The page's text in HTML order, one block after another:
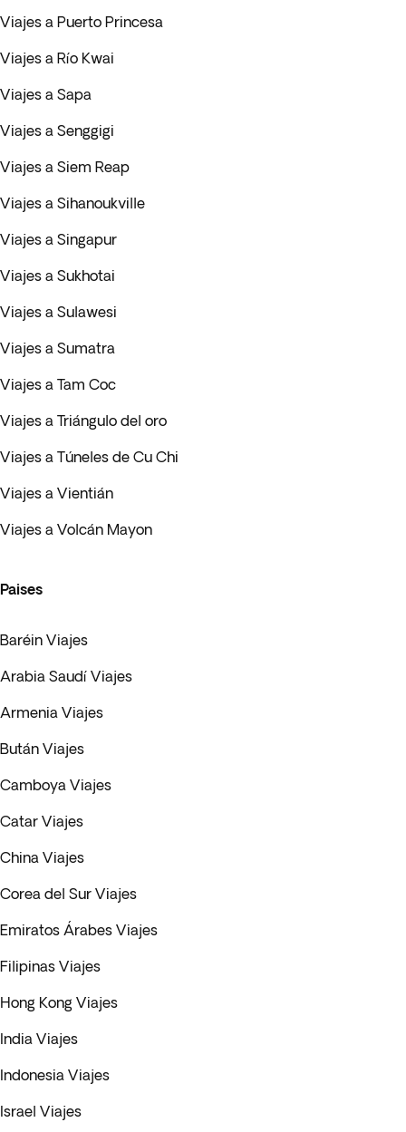
Viajes a Puerto Princesa
Viajes a Río Kwai
Viajes a Sapa
Viajes a Senggigi
Viajes a Siem Reap
Viajes a Sihanoukville
Viajes a Singapur
Viajes a Sukhotai
Viajes a Sulawesi
Viajes a Sumatra
Viajes a Tam Coc
Viajes a Triángulo del oro
Viajes a Túneles de Cu Chi
Viajes a Vientián
Viajes a Volcán Mayon
Paises
Baréin Viajes
Arabia Saudí Viajes
Armenia Viajes
Bután Viajes
Camboya Viajes
Catar Viajes
China Viajes
Corea del Sur Viajes
Emiratos Árabes Viajes
Filipinas Viajes
Hong Kong Viajes
India Viajes
Indonesia Viajes
Israel Viajes